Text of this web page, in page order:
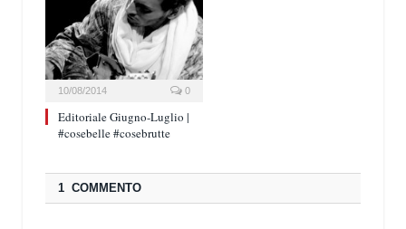
10/08/2014 0
Editoriale Giugno-Luglio |
#cosebelle #cosebrutte
1 COMMENTO